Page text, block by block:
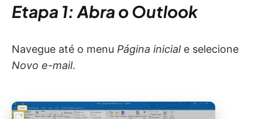
Etapa 1: Abra o Outlook
Navegue até o menu Página iniciale selecione
Novo e-mail.